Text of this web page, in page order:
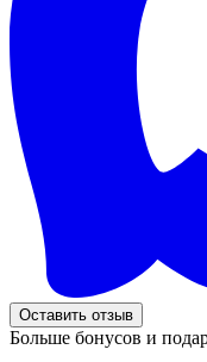
Оставить отзыв
Больше бонусов и